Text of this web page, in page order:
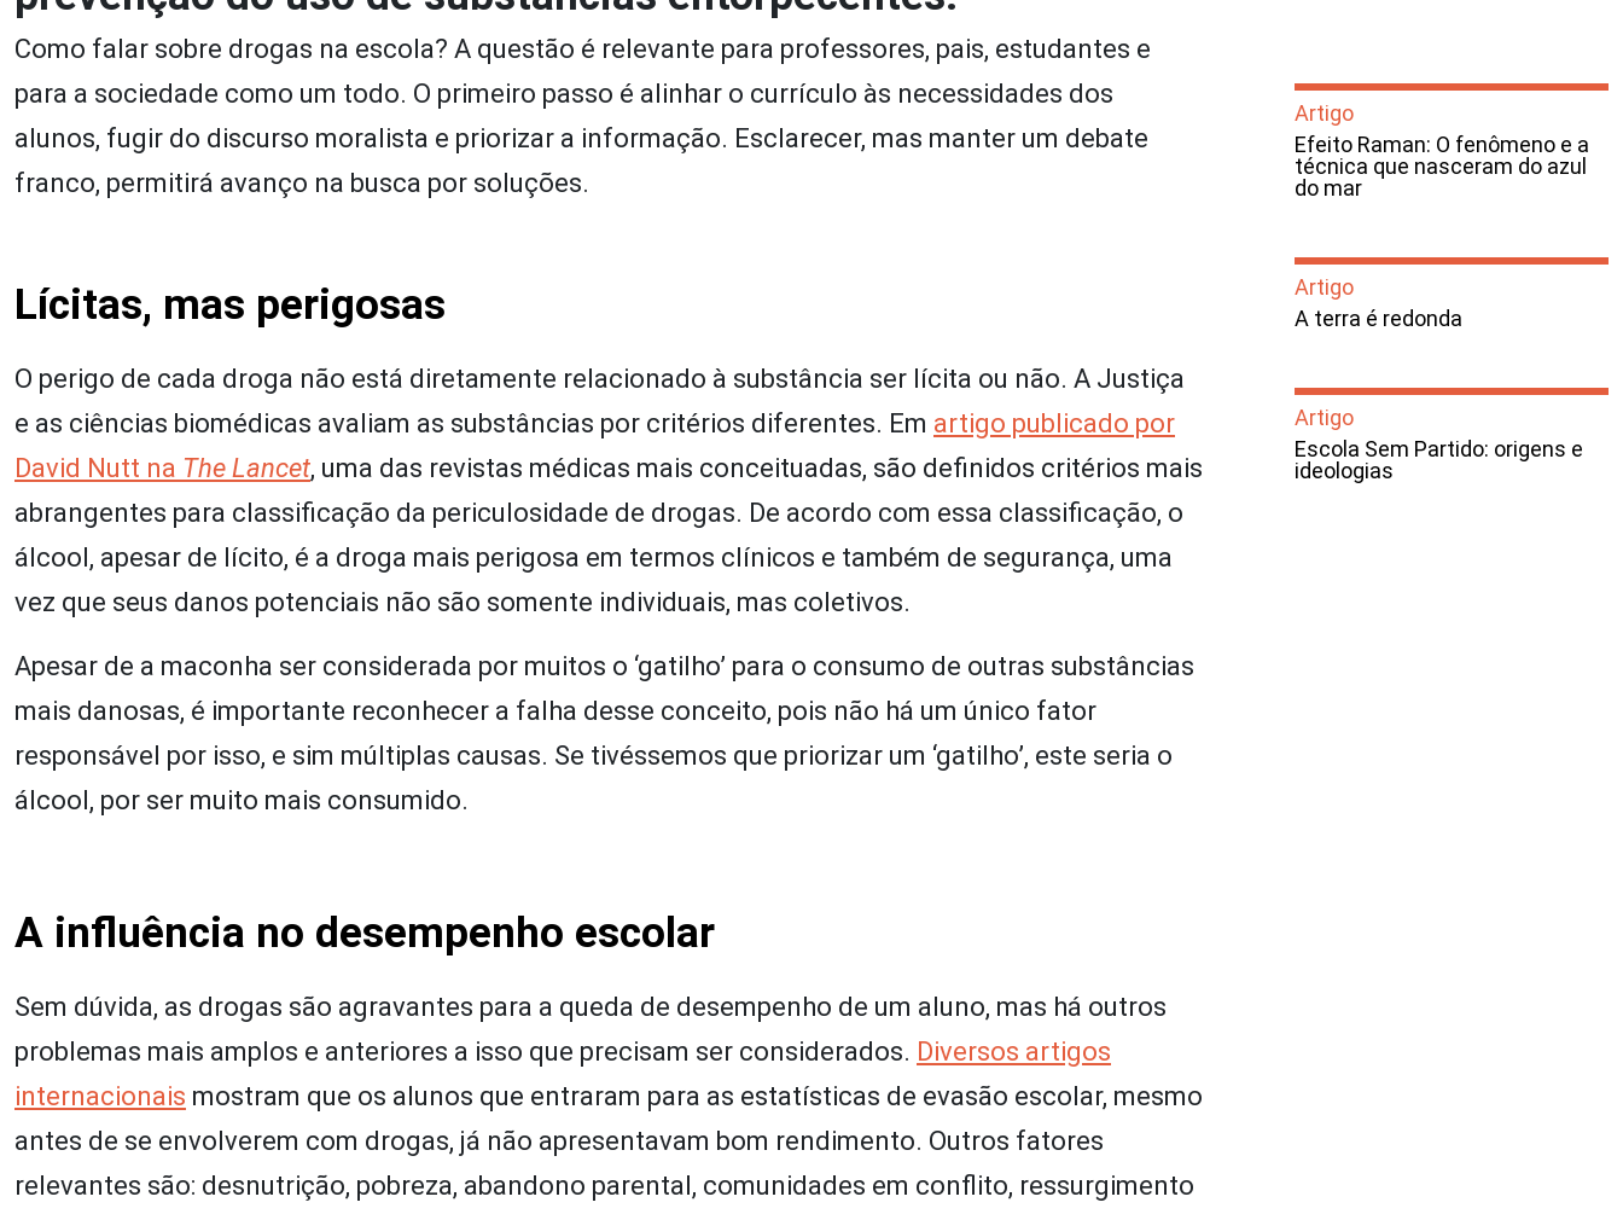
Como falar sobre drogas na escola? A questão é relevante para professores, pais, estudantes e
para a sociedade como um todo. O primeiro passo é alinhar o currículo às necessidades dos
alunos, fugir do discurso moralista e priorizar a informação. Esclarecer, mas manter um debate
franco, permitirá avanço na busca por soluções.
Lícitas, mas perigosas
O perigo de cada droga não está diretamente relacionado à substância ser lícita ou não. A Justiça
e as ciências biomédicas avaliam as substâncias por critérios diferentes. Em artigo publicado por
David Nutt na The Lancet, uma das revistas médicas mais conceituadas, são definidos critérios mais
abrangentes para classificação da periculosidade de drogas. De acordo com essa classificação, o
álcool, apesar de lícito, é a droga mais perigosa em termos clínicos e também de segurança, uma
vez que seus danos potenciais não são somente individuais, mas coletivos.
Apesar de a maconha ser considerada por muitos o ‘gatilho’ para o consumo de outras substâncias
mais danosas, é importante reconhecer a falha desse conceito, pois não há um único fator
responsável por isso, e sim múltiplas causas. Se tivéssemos que priorizar um ‘gatilho’, este seria o
álcool, por ser muito mais consumido.
A influência no desempenho escolar
Sem dúvida, as drogas são agravantes para a queda de desempenho de um aluno, mas há outros
problemas mais amplos e anteriores a isso que precisam ser considerados. Diversos artigos
internacionais mostram que os alunos que entraram para as estatísticas de evasão escolar, mesmo
antes de se envolverem com drogas, já não apresentavam bom rendimento. Outros fatores
relevantes são: desnutrição, pobreza, abandono parental, comunidades em conflito, ressurgimento
Artigo
Efeito Raman: O fenômeno e a
técnica que nasceram do azul
do mar
Artigo
A terra é redonda
Artigo
Escola Sem Partido: origens e
ideologias